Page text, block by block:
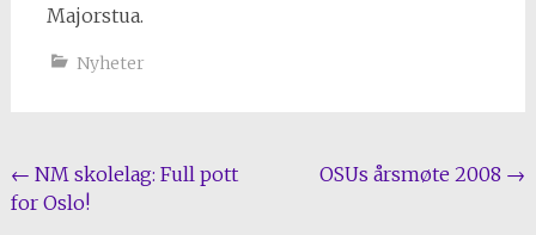
Majorstua.
Nyheter
Post
navigation
← NM skolelag: Full pott
for Oslo!
OSUs årsmøte 2008 →